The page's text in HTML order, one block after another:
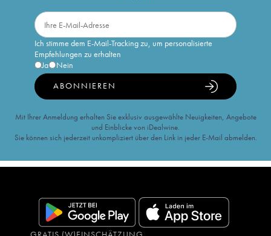
Ich stimme dem E-Mail-Tracking zu, um personalisierte
Empfehlungen zu erhalten
Ja
Nein
ABONNIEREN
Mit Ihrer Anmeldung erhalten Sie exklusiv ausgewählte Neuigkeiten, Angebote
und Einblicke von iDealwine.
Sie können sich jederzeit unkompliziert über den Link in jeder E-Mail abmelden.